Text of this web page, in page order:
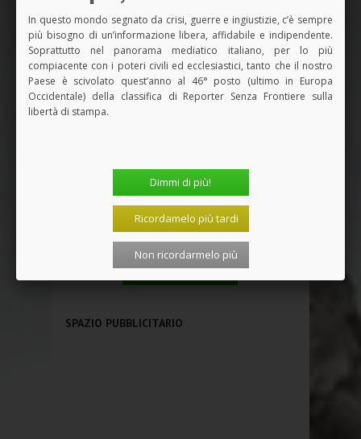
Vedi tutti i Libri
SPAZIO PUBBLICITARIO
In questo mondo segnato da crisi, guerre e ingiustizie, c’è sempre
più bisogno di un’informazione libera, affidabile e indipendente.
Soprattutto nel panorama mediatico italiano, per lo più
compiacente con i poteri civili ed ecclesiastici, tanto che il nostro
Paese è scivolato quest’anno al 46° posto (ultimo in Europa
Occidentale) della classifica di Reporter Senza Frontiere sulla
libertà di stampa.
Dimmi di più!
Ricordamelo più tardi
Non ricordarmelo più